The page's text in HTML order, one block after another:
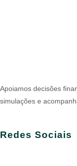
Apoiamos decisões
simulações e
Redes Sociais